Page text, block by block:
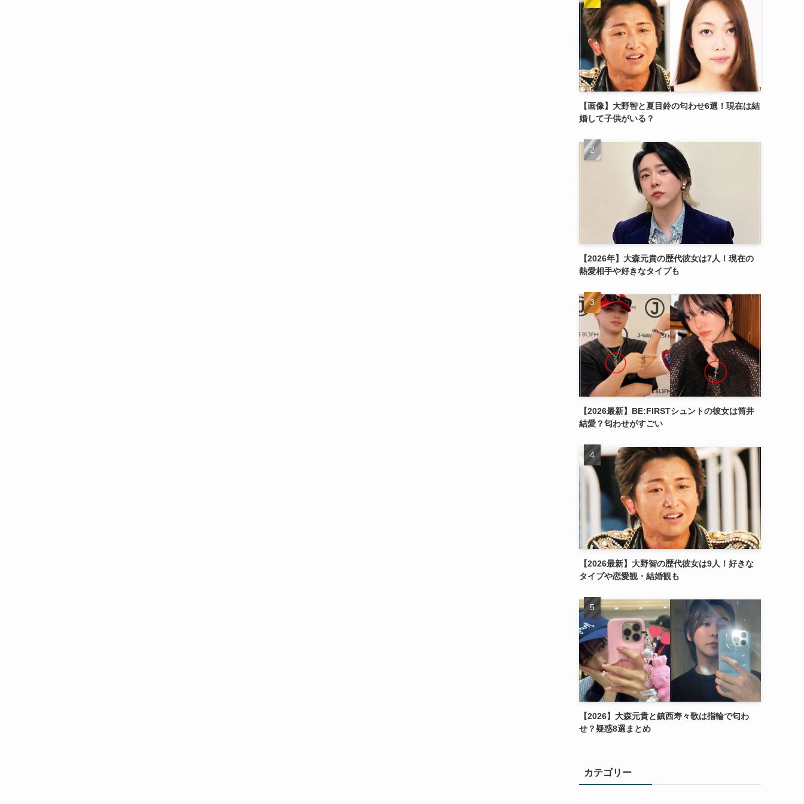
【画像】大野智と夏目鈴の匂わせ6選！現在は結
婚して子供がいる？
【2026年】大森元貴の歴代彼女は7人！現在の
熱愛相手や好きなタイプも
【2026最新】BE:FIRSTシュントの彼女は筒井
結愛？匂わせがすごい
【2026最新】大野智の歴代彼女は9人！好きな
タイプや恋愛観・結婚観も
【2026】大森元貴と鎮西寿々歌は指輪で匂わ
せ？疑惑8選まとめ
カテゴリー